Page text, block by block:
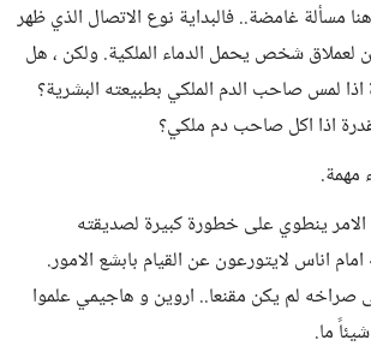
مسألة غامضة.. فالبداية نوع الاتصال الذي ظهر
لعملاق شخص يحمل الدماء الملكية. ولكن ، هل
اذا لمس صاحب الدم الملكي بطبيعته البشرية؟
اذا اكل صاحب دم ملكي؟
مهمة.
ينطوي على خطورة كبيرة لصديقته
اناس لايتورعون عن القيام بابشع الامور.
صراخه لم يكن مقنعا.. اروين و هاجيمي علموا
ما.